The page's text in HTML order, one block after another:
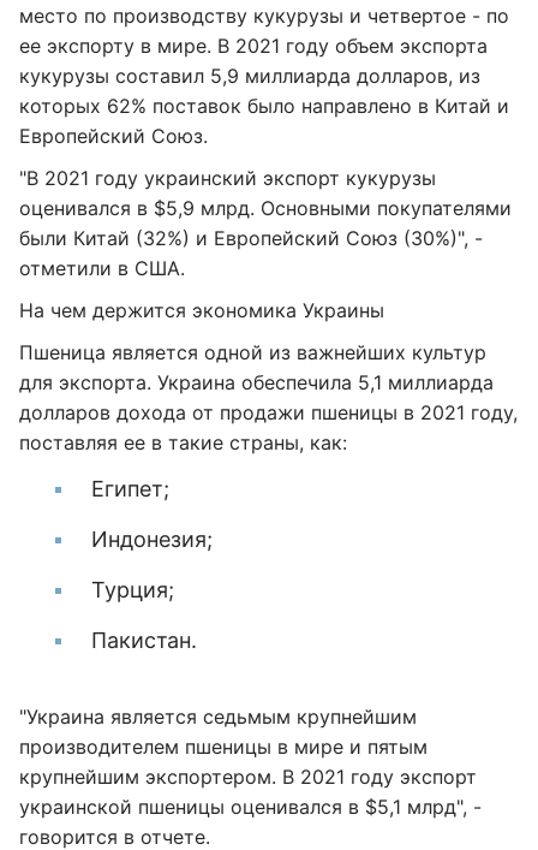
место по производству кукурузы и четвертое - по
ее экспорту в мире. В 2021 году объем экспорта
кукурузы составил 5,9 миллиарда долларов, из
которых 62% поставок было направлено в Китай и
Европейский Союз.
"В 2021 году украинский экспорт кукурузы
оценивался в $5,9 млрд. Основными покупателями
были Китай (32%) и Европейский Союз (30%)", -
отметили в США.
На чем держится экономика Украины
Пшеница является одной из важнейших культур
для экспорта. Украина обеспечила 5,1 миллиарда
долларов дохода от продажи пшеницы в 2021 году,
поставляя ее в такие страны, как:
Египет;
Индонезия;
Турция;
Пакистан.
"Украина является седьмым крупнейшим
производителем пшеницы в мире и пятым
крупнейшим экспортером. В 2021 году экспорт
украинской пшеницы оценивался в $5,1 млрд", -
говорится в отчете.